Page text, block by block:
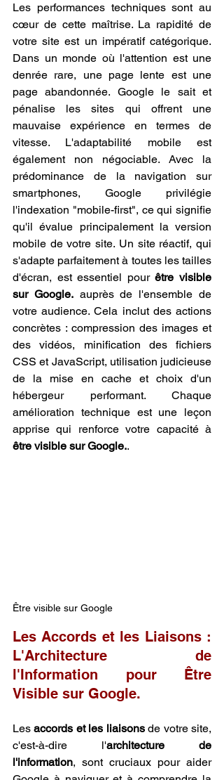
Les performances techniques sont au
cœur de cette maîtrise. La rapidité de
votre site est un impératif catégorique.
Dans un monde où l'attention est une
denrée rare, une page lente est une
page abandonnée. Google le sait et
pénalise les sites qui offrent une
mauvaise expérience en termes de
vitesse. L'adaptabilité mobile est
également non négociable. Avec la
prédominance de la navigation sur
smartphones, Google privilégie
l'indexation "mobile-first", ce qui signifie
qu'il évalue principalement la version
mobile de votre site. Un site réactif, qui
s'adapte parfaitement à toutes les tailles
d'écran, est essentiel pour être visible
sur Google. auprès de l'ensemble de
votre audience. Cela inclut des actions
concrètes : compression des images et
des vidéos, minification des fichiers
CSS et JavaScript, utilisation judicieuse
de la mise en cache et choix d'un
hébergeur performant. Chaque
amélioration technique est une leçon
être visible sur Google..
Être visible sur Google
Les Accords et les Liaisons :
L'Architecture de
l'Information pour Être
Visible sur Google.
Les accords et les liaisons de votre site,
c'est-à-dire l'architecture de
l'information, sont cruciaux pour aider